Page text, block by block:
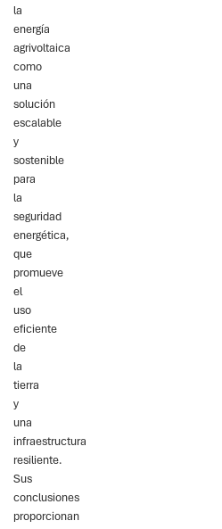
la
energía
agrivoltaica
como
una
solución
escalable
y
sostenible
para
la
seguridad
energética,
que
promueve
el
uso
eficiente
de
la
tierra
y
una
infraestructura
resiliente.
Sus
conclusiones
proporcionan